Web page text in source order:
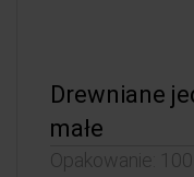
Drewniane
małe
Opakowanie: